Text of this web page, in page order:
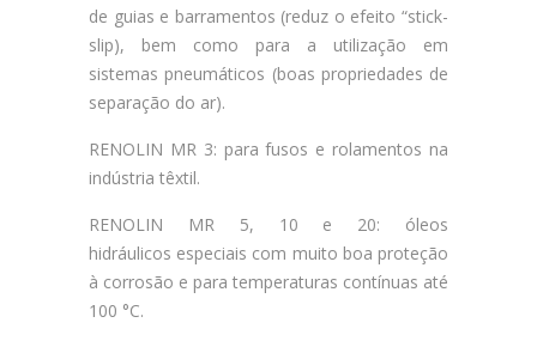
de guias e barramentos (reduz o efeito “stick-
slip), bem como para a utilização em
sistemas pneumáticos (boas propriedades de
separação do ar).
RENOLIN MR 3: para fusos e rolamentos na
indústria têxtil.
RENOLIN MR 5, 10 e 20: óleos
hidráulicos especiais com muito boa proteção
à corrosão e para temperaturas contínuas até
100 °C.